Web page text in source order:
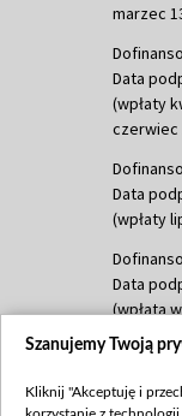
marzec
Data
(wpłaty
czerwiec
Data
(wpłaty
Data
(wpłata
(wpłata
Szanujemy Twoją
Kliknij "Akceptuję i